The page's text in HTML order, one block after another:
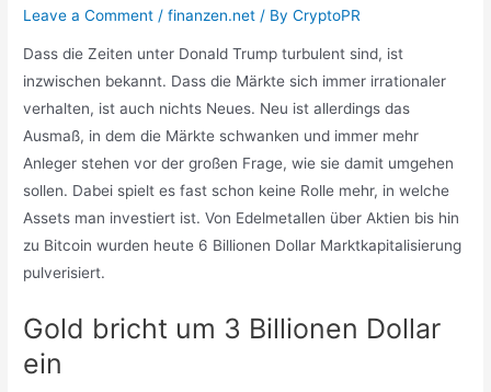
Leave a Comment /finanzen.net / ByCryptoPR
Dass die Zeiten unter Donald Trump turbulent sind, ist
inzwischen bekannt. Dass die Märkte sich immer irrationaler
verhalten, ist auch nichts Neues. Neu ist allerdings das
Ausmaß, in dem die Märkte schwanken und immer mehr
Anleger stehen vor der großen Frage, wie sie damit umgehen
sollen. Dabei spielt es fast schon keine Rolle mehr, in welche
Assets man investiert ist. Von Edelmetallen über Aktien bis hin
zu Bitcoin wurden heute 6 Billionen Dollar Marktkapitalisierung
pulverisiert.
Gold bricht um 3 Billionen Dollar
ein